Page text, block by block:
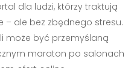
dla ludzi, którzy traktują
– ale bez zbędnego stresu.
może być przemyślaną
maraton po salonach